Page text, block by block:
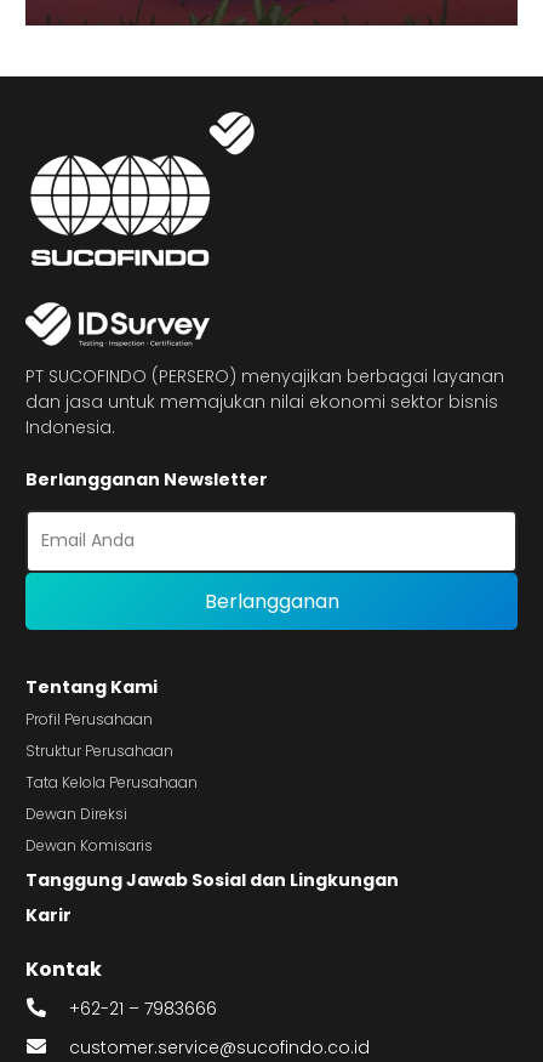
PT SUCOFINDO (PERSERO) menyajikan berbagai layanan
dan jasa untuk memajukan nilai ekonomi sektor bisnis
Indonesia.
Berlangganan Newsletter
Tentang Kami
Profil Perusahaan
Struktur Perusahaan
Tata Kelola Perusahaan
Dewan Direksi
Dewan Komisaris
Tanggung Jawab Sosial dan Lingkungan
Karir
Kontak
+62-21 – 7983666
customer.service@sucofindo.co.id